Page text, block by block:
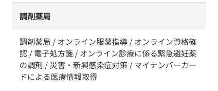
調剤薬局
調剤薬局 / オンライン服薬指導 / オンライン資格確
認 / 電子処方箋 / オンライン診療に係る緊急避妊薬
の調剤 / 災害・新興感染症対策 / マイナンバーカー
ドによる医療情報取得